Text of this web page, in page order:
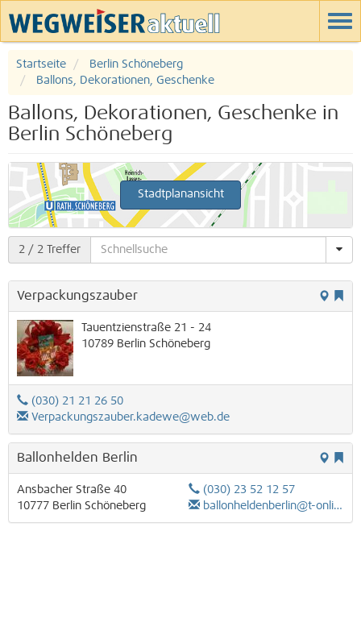
Startseite
Berlin Schöneberg
Ballons, Dekorationen, Geschenke
Ballons, Dekorationen, Geschenke in
Berlin Schöneberg
Stadtplanansicht
2 / 2 Treffer
Verpackungszauber
Tauentzienstraße 21 - 24
10789 Berlin Schöneberg
(030) 21 21 26 50
Verpackungszauber.kadewe@web.de
Ballonhelden Berlin
Ansbacher Straße 40
10777 Berlin Schöneberg
(030) 23 52 12 57
ballonheldenberlin@t-online.de